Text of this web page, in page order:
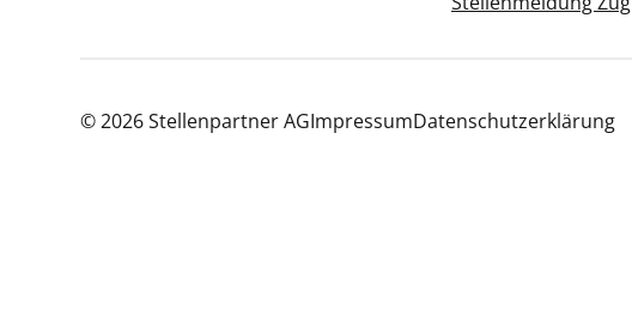
© 2026 Stellenpartner AGImpressumDatenschutzerklärung